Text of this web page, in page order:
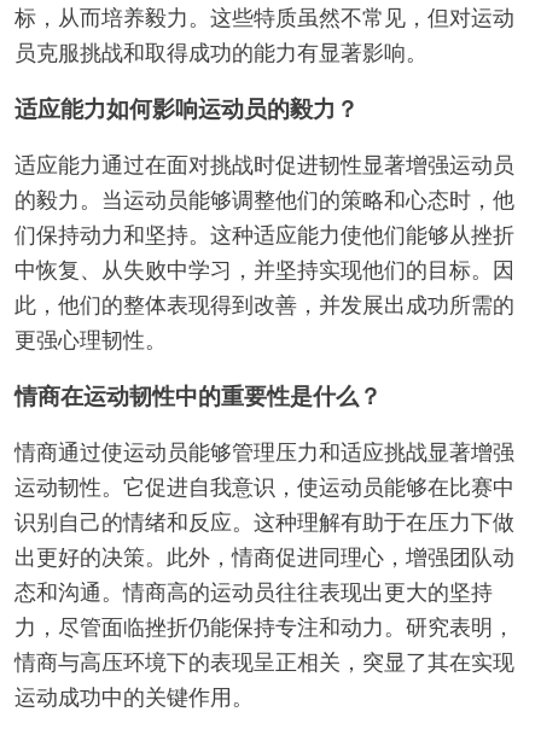
标，从而培养毅力。这些特质虽然不常见，但对运动
员克服挑战和取得成功的能力有显著影响。
适应能力如何影响运动员的毅力？
适应能力通过在面对挑战时促进韧性显著增强运动员
的毅力。当运动员能够调整他们的策略和心态时，他
们保持动力和坚持。这种适应能力使他们能够从挫折
中恢复、从失败中学习，并坚持实现他们的目标。因
此，他们的整体表现得到改善，并发展出成功所需的
更强心理韧性。
情商在运动韧性中的重要性是什么？
情商通过使运动员能够管理压力和适应挑战显著增强
运动韧性。它促进自我意识，使运动员能够在比赛中
识别自己的情绪和反应。这种理解有助于在压力下做
出更好的决策。此外，情商促进同理心，增强团队动
态和沟通。情商高的运动员往往表现出更大的坚持
力，尽管面临挫折仍能保持专注和动力。研究表明，
情商与高压环境下的表现呈正相关，突显了其在实现
运动成功中的关键作用。